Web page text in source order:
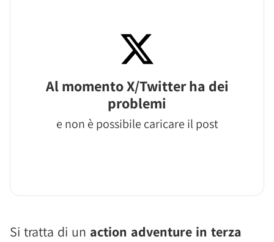
Al momento X/Twitter ha dei
problemi
e non è possibile caricare il post
Si tratta di un action adventure in terza